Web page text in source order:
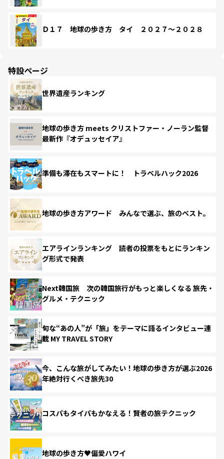
Ｄ１７ 地球の歩き方 タイ ２０２７～２０２８
特設ページ
世界遺産ランキング
地球の歩き方 meets クリストファー・ノーラン監督
最新作『オデュッセイア』
準備も滞在もスマートに！ トラベルハック2026
地球の歩き方アワード みんなで選ぶ、旅のベスト。
エアラインランキング 読者の投票をもとにランキン
グ形式で発表
Next韓国旅 次の韓国旅行がもっと楽しくなる 旅先・
グルメ・テクニック
旬な“あの人”が「旅」をテーマに語るインタビュー連
載 MY TRAVEL STORY
今、こんな旅がしてみたい！地球の歩き方が選ぶ2026
年絶対行くべき旅先30
コスパもタイパもかなえる！賢者の旅テクニック
地球の歩き方♥偏愛ハワイ